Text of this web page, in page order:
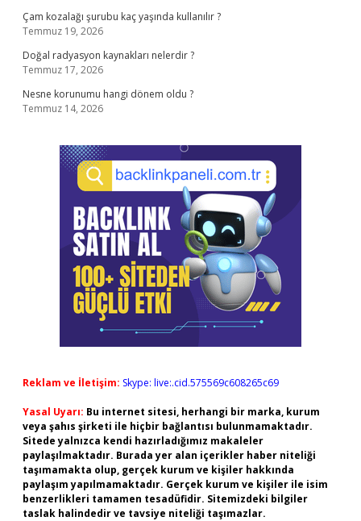
Çam kozalağı şurubu kaç yaşında kullanılır ?
Temmuz 19, 2026
Doğal radyasyon kaynakları nelerdir ?
Temmuz 17, 2026
Nesne korunumu hangi dönem oldu ?
Temmuz 14, 2026
Reklam ve İletişim: Skype: live:.cid.575569c608265c69
Yasal Uyarı: Bu internet sitesi, herhangi bir marka, kurum
veya şahıs şirketi ile hiçbir bağlantısı bulunmamaktadır.
Sitede yalnızca kendi hazırladığımız makaleler
paylaşılmaktadır. Burada yer alan içerikler haber niteliği
taşımamakta olup, gerçek kurum ve kişiler hakkında
paylaşım yapılmamaktadır. Gerçek kurum ve kişiler ile isim
benzerlikleri tamamen tesadüfidir. Sitemizdeki bilgiler
taslak halindedir ve tavsiye niteliği taşımazlar.